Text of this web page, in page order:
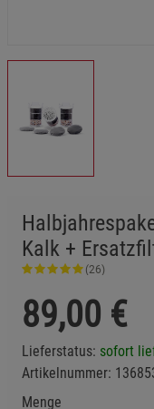
Kalk +
(26)
89,00 €
Lieferstatus: sofort
Artikelnummer:
Menge